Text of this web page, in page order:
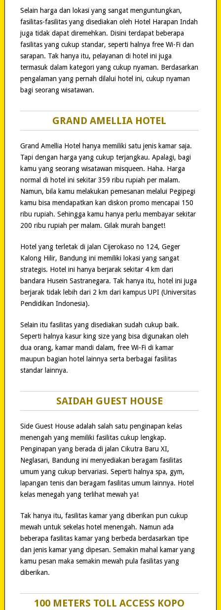
Selain harga dan lokasi yang sangat menguntungkan,
fasilitas-fasilitas yang disediakan oleh Hotel Harapan Indah
juga tidak dapat diremehkan. Disini terdapat beberapa
fasilitas yang cukup standar, seperti halnya free Wi-Fi dan
sarapan. Tak hanya itu, pelayanan di hotel ini juga
termasuk dalam kategori yang cukup nyaman. Berdasarkan
pengalaman yang pernah dilalui hotel ini, cukup nyaman
bagi seorang wisatawan.
GRAND AMELLIA HOTEL
Grand Amellia Hotel hanya memiliki satu jenis kamar saja.
Tapi dengan harga yang cukup terjangkau. Apalagi, bagi
kamu yang seorang wisatawan misqueen. Haha. Harga
normal di hotel ini sekitar 359 ribu rupiah per malam.
Namun, bila kamu melakukan pemesanan melalui Pegipegi
kamu bisa mendapatkan kan diskon promo mencapai 150
ribu rupiah. Sehingga kamu hanya perlu membayar sekitar
200 ribu rupiah per malam. Gilak murah banget!
Hotel yang terletak di jalan Cijerokaso no 124, Geger
Kalong Hilir, Bandung ini memiliki lokasi yang sangat
strategis. Hotel ini hanya berjarak sekitar 4 km dari
bandara Husein Sastranegara. Tak hanya itu, hotel ini juga
berjarak tidak lebih dari 2 km dari kampus UPI (Universitas
Pendidikan Indonesia).
Selain itu fasilitas yang disediakan sudah cukup baik.
Seperti halnya kasur king size yang bisa digunakan oleh
dua orang, kamar mandi dalam, free Wi-Fi di kamar
maupun bagian hotel lainnya serta berbagai fasilitas
standar lainnya.
SAIDAH GUEST HOUSE
Side Guest House adalah salah satu penginapan kelas
menengah yang memiliki fasilitas cukup lengkap.
Penginapan yang berada di jalan Cikutra Baru XI,
Neglasari, Bandung ini menyediakan beragam fasilitas
umum yang cukup bervariasi. Seperti halnya spa, gym,
lapangan tenis dan beragam fasilitas umum lainnya. Hotel
kelas menegah yang terlihat mewah ya!
Tak hanya itu, fasilitas kamar yang diberikan pun cukup
mewah untuk sekelas hotel menengah. Namun ada
beberapa fasilitas kamar yang berbeda berdasarkan tipe
dan jenis kamar yang dipesan. Semakin mahal kamar yang
kamu pesan maka semakin mewah pula fasilitas yang
diberikan.
100 METERS TOLL ACCESS KOPO